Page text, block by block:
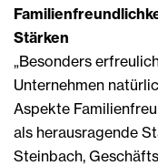
Stärken
„Besonders
Unternehmen
Aspekte
als herausragende
Steinbach,